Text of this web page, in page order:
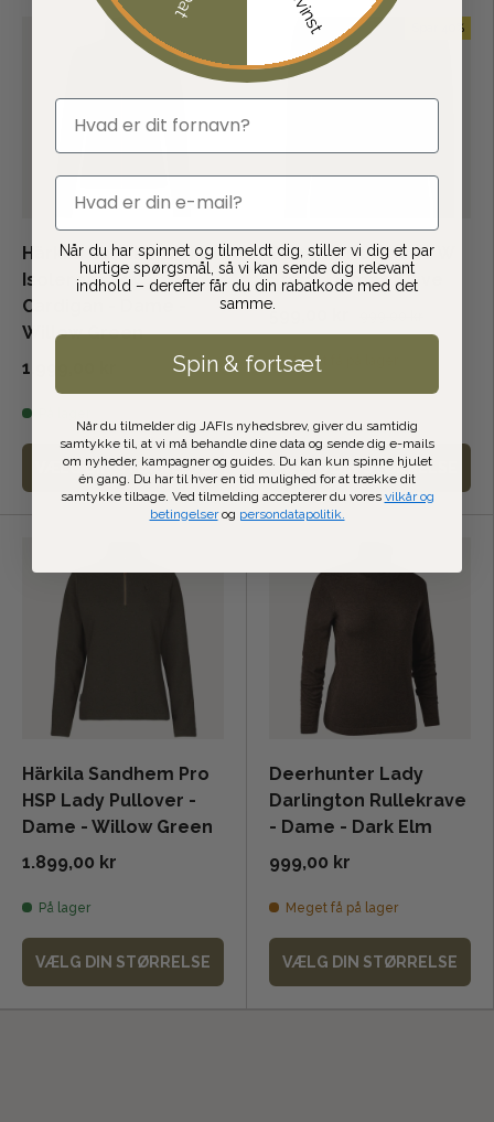
Härkila Sandhem Pro
Isoleret Lady
Cardigan - Dame -
Willow Green
1.999,00 kr
VÆLG DIN STØRRELSE
Spar 40%
Dubarry Rosmead W
Strik - Dame - Olive
599,00 kr
Meget få på lager
VÆLG DIN STØRRELSE
Härkila Sandhem Pro
HSP Lady Pullover -
Dame - Willow Green
1.899,00 kr
På lager
VÆLG DIN STØRRELSE
Deerhunter Lady
Darlington Rullekrave
- Dame - Dark Elm
999,00 kr
Meget få på lager
VÆLG DIN STØRRELSE
fornavn
email
Når du har spinnet og tilmeldt dig, stiller vi dig et par
hurtige spørgsmål, så vi kan sende dig relevant
indhold – derefter får du din rabatkode med det
samme.
Spin & fortsæt
Når du tilmelder dig JAFIs nyhedsbrev, giver du samtidig
samtykke til, at vi må behandle dine data og sende dig e-mails
om nyheder, kampagner og guides. Du kan kun spinne hjulet
én gang. Du har til hver en tid mulighed for at trække dit
samtykke tilbage. Ved tilmelding accepterer du vores vilkår og
betingelserog persondatapolitik.